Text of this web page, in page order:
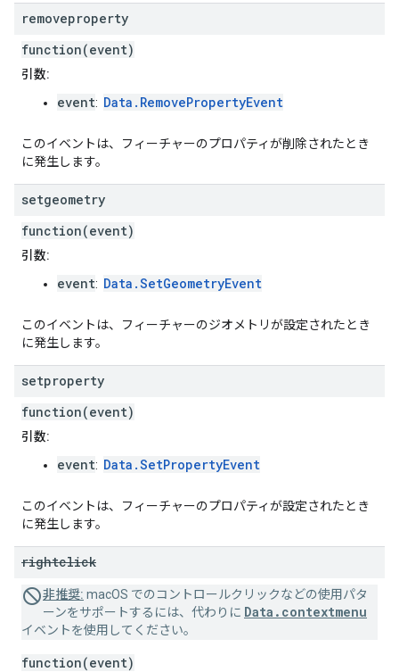
removeproperty
function(event)
引数:
event: Data.RemovePropertyEvent
このイベントは、フィーチャーのプロパティが削除されたとき
に発生します。
setgeometry
function(event)
引数:
event: Data.SetGeometryEvent
このイベントは、フィーチャーのジオメトリが設定されたとき
に発生します。
setproperty
function(event)
引数:
event: Data.SetPropertyEvent
このイベントは、フィーチャーのプロパティが設定されたとき
に発生します。
rightclick
非推奨: macOS でのコントロールクリックなどの使用パタ
ーンをサポートするには、代わりに Data.contextmenu
イベントを使用してください。
function(event)